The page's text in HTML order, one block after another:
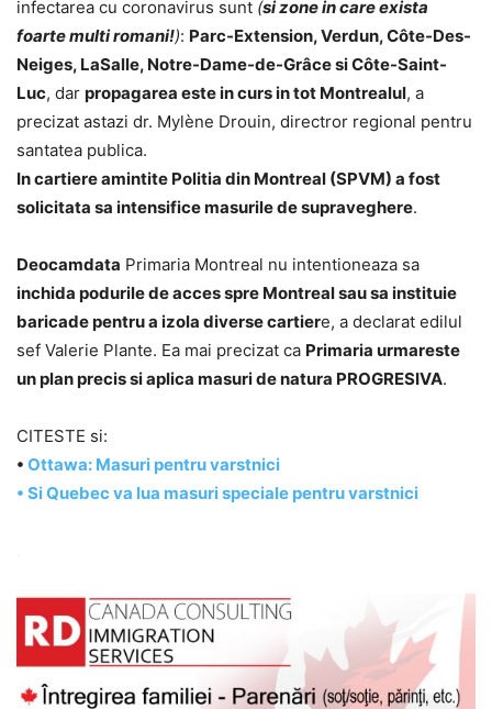
infectarea cu coronavirus sunt (si zone in care exista
foarte multi romani!): Parc-Extension, Verdun, Côte-Des-
Neiges, LaSalle, Notre-Dame-de-Grâce si Côte-Saint-
Luc, dar propagarea este in curs in tot Montrealul, a
precizat astazi dr. Mylène Drouin, directror regional pentru
santatea publica.
In cartiere amintite Politia din Montreal (SPVM) a fost
solicitata sa intensifice masurile de supraveghere.
Deocamdata Primaria Montreal nu intentioneaza sa
inchida podurile de acces spre Montreal sau sa instituie
baricade pentru a izola diverse cartiere, a declarat edilul
sef Valerie Plante. Ea mai precizat ca Primaria urmareste
un plan precis si aplica masuri de natura PROGRESIVA.
CITESTE si:
• Ottawa: Masuri pentru varstnici
• Si Quebec va lua masuri speciale pentru varstnici